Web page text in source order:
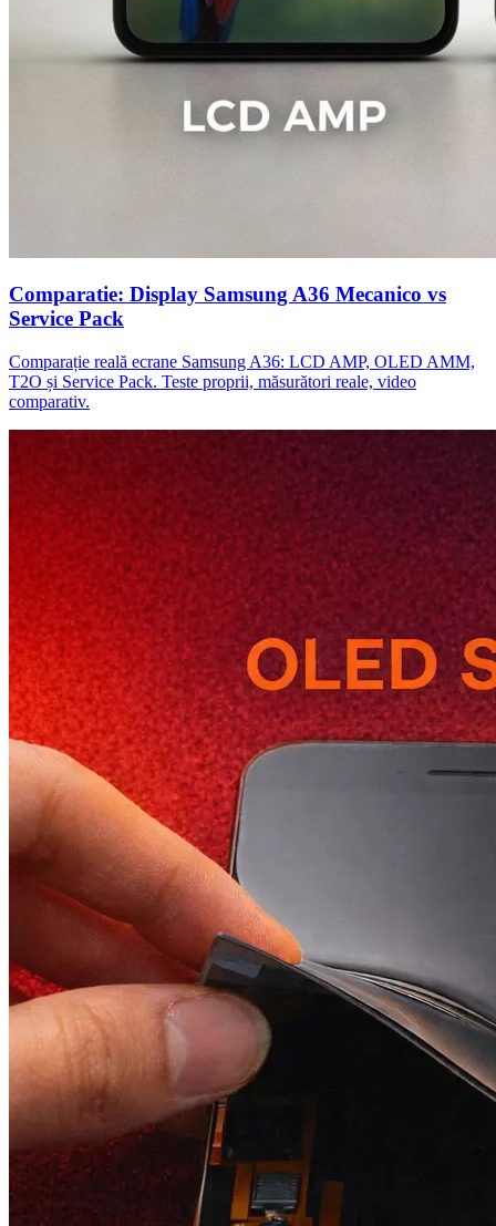
Comparatie: Display Samsung A36 Mecanico vs
Service Pack
Comparație reală ecrane Samsung A36: LCD AMP, OLED AMM,
T2O și Service Pack. Teste proprii, măsurători reale, video
comparativ.